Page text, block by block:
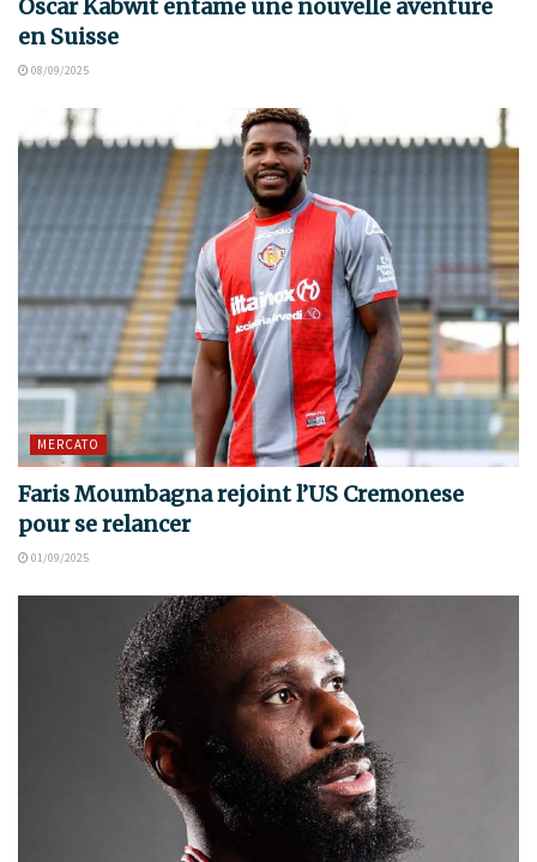
Oscar Kabwit entame une nouvelle aventure
en Suisse
08/09/2025
MERCATO
Faris Moumbagna rejoint l’US Cremonese
pour se relancer
01/09/2025